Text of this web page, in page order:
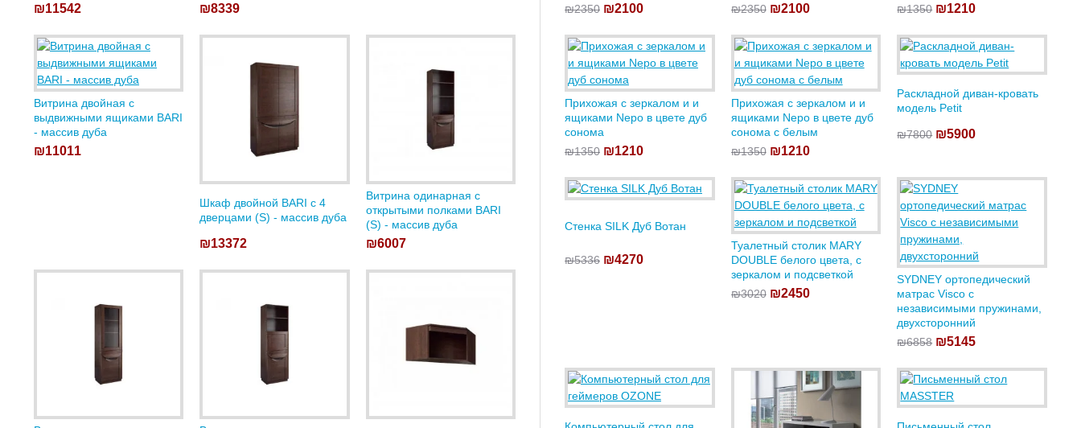
₪11542 ₪8339
Витрина двойная с
выдвижными ящиками BARI
- массив дуба
₪11011
Шкаф двойной BARI с 4
дверцами (S) - массив дуба
₪13372
Витрина одинарная с
открытыми полками BARI
(S) - массив дуба
₪6007
₪2350 ₪2100 ₪2350 ₪2100
₪1350 ₪1210
Прихожая с зеркалом и и
ящиками Nepo в цвете дуб
сонома
₪1350 ₪1210
Прихожая с зеркалом и и
ящиками Nepo в цвете дуб
сонома с белым
₪1350 ₪1210
Раскладной диван-кровать
модель Petit
₪7800 ₪5900
Стенка SILK Дуб Вотан
₪5336 ₪4270
Туалетный столик MARY
DOUBLE белого цвета, с
зеркалом и подсветкой
₪3020 ₪2450
SYDNEY ортопедический
матрас Visco с
независимыми пружинами,
двухсторонний
₪6858 ₪5145